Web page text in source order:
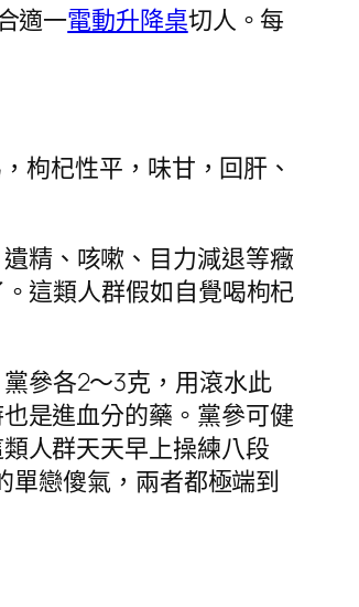
適一電動升降桌切人。每
枸杞性平，味甘，回肝、
精、咳嗽、目力減退等癥
這類人群假如自覺喝枸杞
參各2～3克，用滾水此
是進血分的藥。黨參可健
人群天天早上操練八段
單戀傻氣，兩者都極端到